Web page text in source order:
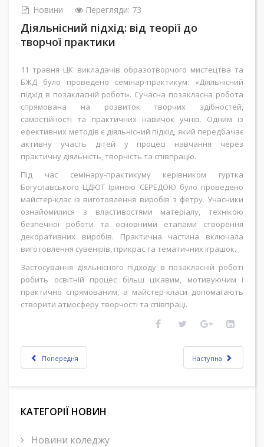
Новини Перегляди: 73
Діяльнісний підхід: від теорії до
творчої практики
11 травня ЦК викладачів образотворчого мистецтва та
БЖД було проведено семінар-практикум: «Діяльнісний
підхід в позакласній роботі». Сучасна позакласна робота
спрямована на розвиток творчих здібностей,
самостійності та практичних навичок учнів. Одним із
ефективних методів є діяльнісний підхід, який передбачає
активну участь дітей у процесі навчання через
практичну діяльність, творчість та співпрацю.
Під час семінару-практикуму керівником гуртка
Богуславського ЦДЮТ Іриною СЕРЕДОЮ було проведено
майстер-клас із виготовлення виробів з фетру. Учасники
ознайомилися з властивостями матеріалу, технікою
безпечної роботи та основними етапами створення
декоративних виробів. Практична частина включала
виготовлення сувенірів, прикрас та тематичних іграшок.
Застосування діяльнісного підходу в позакласній роботі
робить освітній процес більш цікавим, мотивуючим і
практично спрямованим, а майстер-класи допомагають
створити атмосферу творчості та співпраці.
Попередня Наступна
КАТЕГОРІЇ НОВИН
Новини коледжу